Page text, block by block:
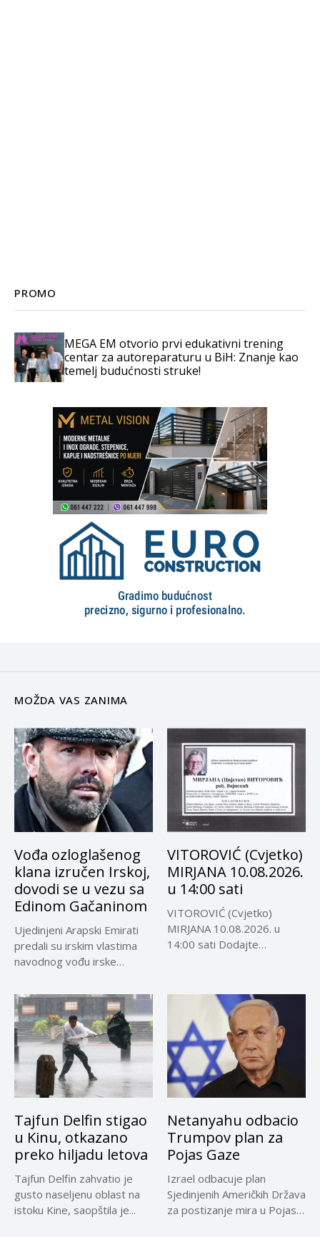
PROMO
MEGA EM otvorio prvi edukativni trening
centar za autoreparaturu u BiH: Znanje kao
temelj budućnosti struke!
MOŽDA VAS ZANIMA
Vođa ozloglašenog
klana izručen Irskoj,
dovodi se u vezu sa
Edinom Gačaninom
Ujedinjeni Arapski Emirati
predali su irskim vlastima
navodnog vođu irske
VITOROVIĆ (Cvjetko)
MIRJANA 10.08.2026.
u 14:00 sati
VITOROVIĆ (Cvjetko)
MIRJANA 10.08.2026. u
14:00 sati Dodajte
Tajfun Delfin stigao
u Kinu, otkazano
preko hiljadu letova
Tajfun Delfin zahvatio je
gusto naseljenu oblast na
istoku Kine, saopštila je...
Netanyahu odbacio
Trumpov plan za
Pojas Gaze
Izrael odbacuje plan
Sjedinjenih Američkih Država
za postizanje mira u Pojasu